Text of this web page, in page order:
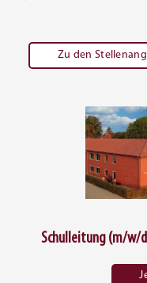
Zu den
Schulleitung (m/w/